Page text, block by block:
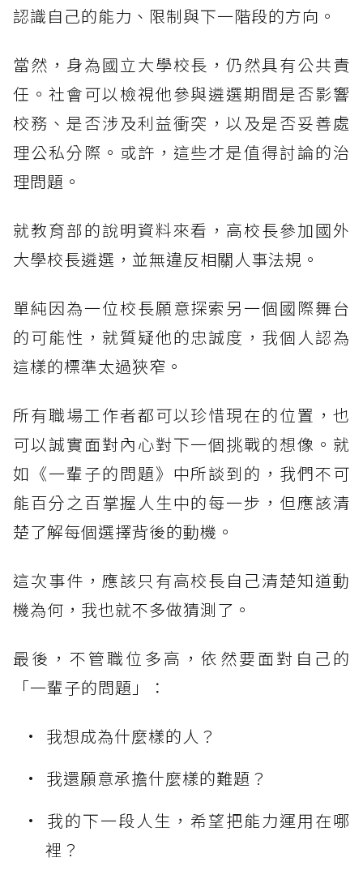
認識自己的能力、限制與下一階段的方向。
當然，身為國立大學校長，仍然具有公共責
任。社會可以檢視他參與遴選期間是否影響
校務、是否涉及利益衝突，以及是否妥善處
理公私分際。或許，這些才是值得討論的治
理問題。
就教育部的說明資料來看，高校長參加國外
大學校長遴選，並無違反相關人事法規。
單純因為一位校長願意探索另一個國際舞台
的可能性，就質疑他的忠誠度，我個人認為
這樣的標準太過狹窄。
所有職場工作者都可以珍惜現在的位置，也
可以誠實面對內心對下一個挑戰的想像。就
如《一輩子的問題》中所談到的，我們不可
能百分之百掌握人生中的每一步，但應該清
楚了解每個選擇背後的動機。
這次事件，應該只有高校長自己清楚知道動
機為何，我也就不多做猜測了。
最後，不管職位多高，依然要面對自己的
「一輩子的問題」：
我想成為什麼樣的人？
我還願意承擔什麼樣的難題？
我的下一段人生，希望把能力運用在哪
裡？